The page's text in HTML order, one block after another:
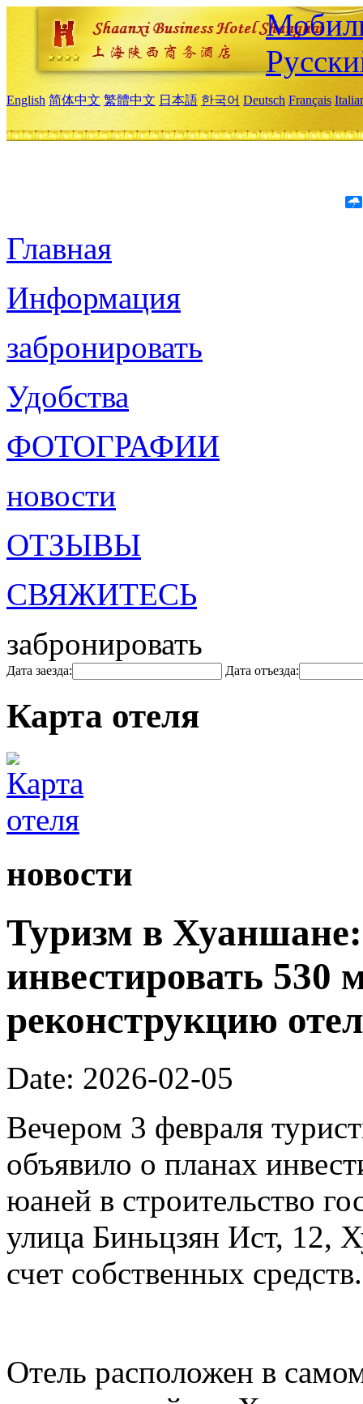
English 简体中文 繁體中文 日本語 한국어 Deutsch Français
Главная
Информация
забронировать
Удобства
ФОТОГРАФИИ
новости
ОТЗЫВЫ
СВЯЖИТЕСЬ
забронировать
Дата заезда: Дата отъезда:
Карта отеля
новости
Туризм в
инвестировать 530
реконструкцию
Date: 2026-02-05
Вечером 3 февраля
объявило о планах
юаней в строительство
улица Биньцзян Ист, 12,
счет собственных средств.
Отель расположен в